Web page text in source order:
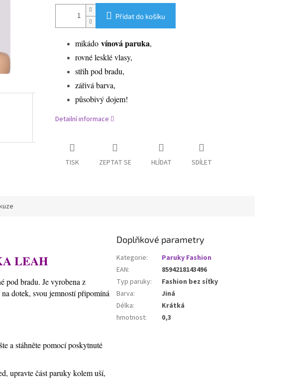
Přidat do košíku
mikádo vínová paruka,
rovné lesklé vlasy,
střih pod bradu,
zářivá barva,
působivý dojem!
Detailní informace
TISK ZEPTAT SE HLÍDAT SDÍLET
LEAH
pod bradu. Je vyrobena z
dotek, svou jemností připomíná
a stáhněte pomocí poskytnuté
upravte část paruky kolem uší,
Doplňkové parametry
Kategorie:
Paruky Fashion
EAN:
8594218143496
Typ paruky:
Fashion bez síťky
Barva:
Jiná
Délka:
Krátká
hmotnost: 0,3